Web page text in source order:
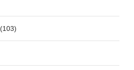
(103)